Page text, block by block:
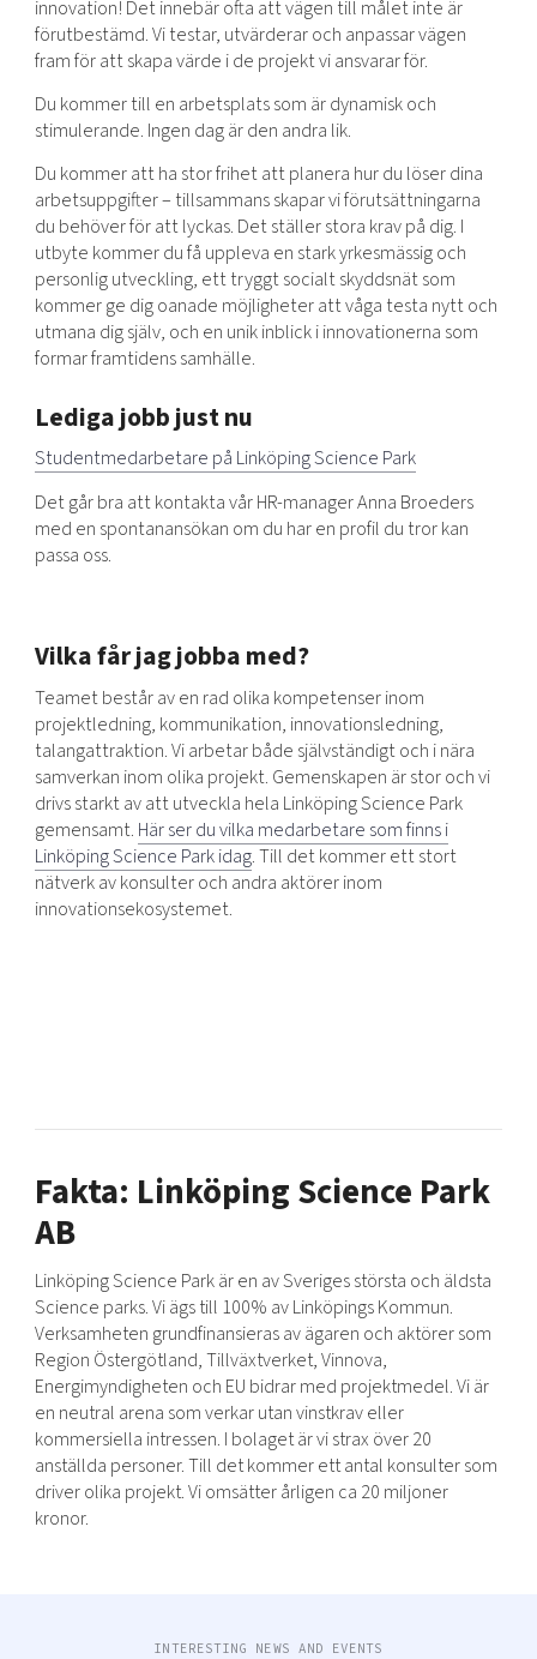
innovation! Det innebär ofta att vägen till målet inte är
förutbestämd. Vi testar, utvärderar och anpassar vägen
fram för att skapa värde i de projekt vi ansvarar för.
Du kommer till en arbetsplats som är dynamisk och
stimulerande. Ingen dag är den andra lik.
Du kommer att ha stor frihet att planera hur du löser dina
arbetsuppgifter – tillsammans skapar vi förutsättningarna
du behöver för att lyckas. Det ställer stora krav på dig. I
utbyte kommer du få uppleva en stark yrkesmässig och
personlig utveckling, ett tryggt socialt skyddsnät som
kommer ge dig oanade möjligheter att våga testa nytt och
utmana dig själv, och en unik inblick i innovationerna som
formar framtidens samhälle.
Lediga jobb just nu
Studentmedarbetare på Linköping Science Park
Det går bra att kontakta vår HR-manager Anna Broeders
med en spontanansökan om du har en profil du tror kan
passa oss.
Vilka får jag jobba med?
Teamet består av en rad olika kompetenser inom
projektledning, kommunikation, innovationsledning,
talangattraktion. Vi arbetar både självständigt och i nära
samverkan inom olika projekt. Gemenskapen är stor och vi
drivs starkt av att utveckla hela Linköping Science Park
gemensamt. Här ser du vilka medarbetare som finns i
Linköping Science Park idag. Till det kommer ett stort
nätverk av konsulter och andra aktörer inom
innovationsekosystemet.
Fakta: Linköping Science Park
AB
Linköping Science Park är en av Sveriges största och äldsta
Science parks. Vi ägs till 100% av Linköpings Kommun.
Verksamheten grundfinansieras av ägaren och aktörer som
Region Östergötland, Tillväxtverket, Vinnova,
Energimyndigheten och EU bidrar med projektmedel. Vi är
en neutral arena som verkar utan vinstkrav eller
kommersiella intressen. I bolaget är vi strax över 20
anställda personer. Till det kommer ett antal konsulter som
driver olika projekt. Vi omsätter årligen ca 20 miljoner
kronor.
INTERESTING NEWS AND EVENTS